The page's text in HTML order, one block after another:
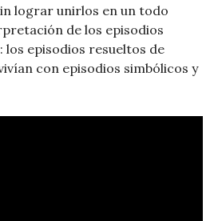
lograr unirlos en un todo
de los episodios
los episodios resueltos de
con episodios simbólicos y